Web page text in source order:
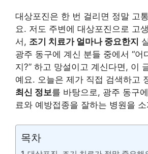
대상포진은 한 번 걸리면 정말 고
요. 저도 주변에 대상포진으로 고
서, 조기 치료가 얼마나 중요한지
광주 동구에 계신 분들 중에서 “어
지?” 하고 망설이고 계신다면, 이
예요. 오늘은 제가 직접 검색하고
최신 정보를 바탕으로, 광주 동구
료와 예방접종을 잘하는 병원을
목차